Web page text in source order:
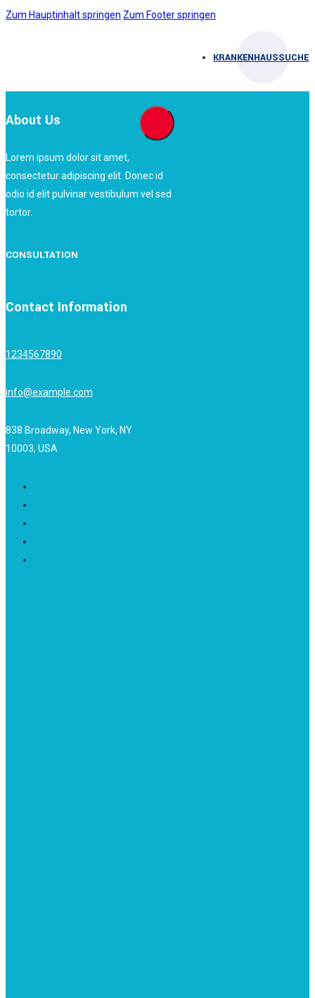
Zum Hauptinhalt springen Zum Footer springen
KRANKENHAUSSUCHE
About Us
Lorem ipsum dolor sit amet,
consectetur adipiscing elit. Donec id
odio id elit pulvinar vestibulum vel sed
tortor.
CONSULTATION
Contact Information
1234567890
info@example.com
838 Broadway, New York, NY
10003, USA